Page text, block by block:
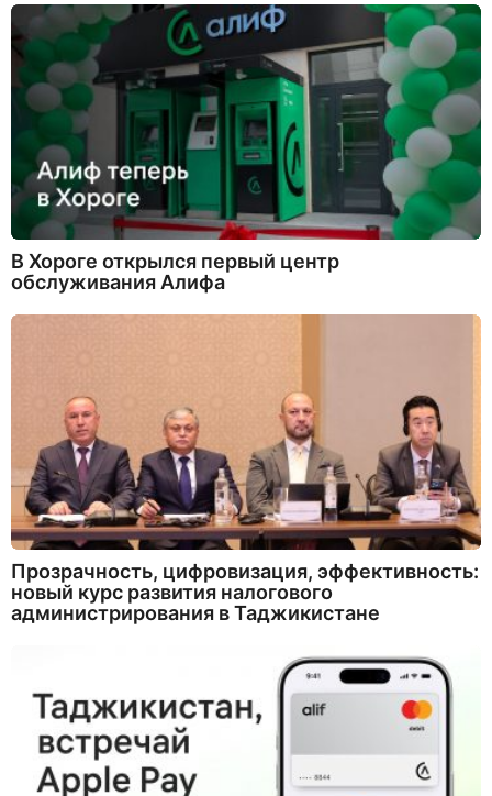
В Хороге открылся первый центр
обслуживания Алифа
Прозрачность, цифровизация, эффективность:
новый курс развития налогового
администрирования в Таджикистане